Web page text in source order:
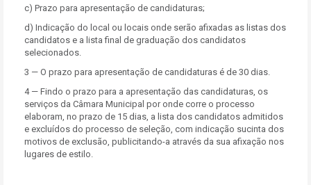
c) Prazo para apresentação de candidaturas;
d) Indicação do local ou locais onde serão afixadas as listas dos
candidatos e a lista final de graduação dos candidatos
selecionados.
3 — O prazo para apresentação de candidaturas é de 30 dias.
4 — Findo o prazo para a apresentação das candidaturas, os
serviços da Câmara Municipal por onde corre o processo
elaboram, no prazo de 15 dias, a lista dos candidatos admitidos
e excluídos do processo de seleção, com indicação sucinta dos
motivos de exclusão, publicitando-a através da sua afixação nos
lugares de estilo.